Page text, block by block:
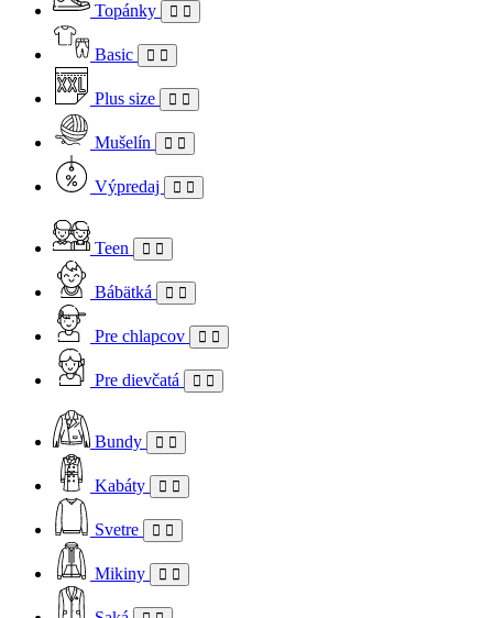
Topánky
Basic
Plus size
Mušelín
Výpredaj
Teen
Bábätká
Pre chlapcov
Pre dievčatá
Bundy
Kabáty
Svetre
Mikiny